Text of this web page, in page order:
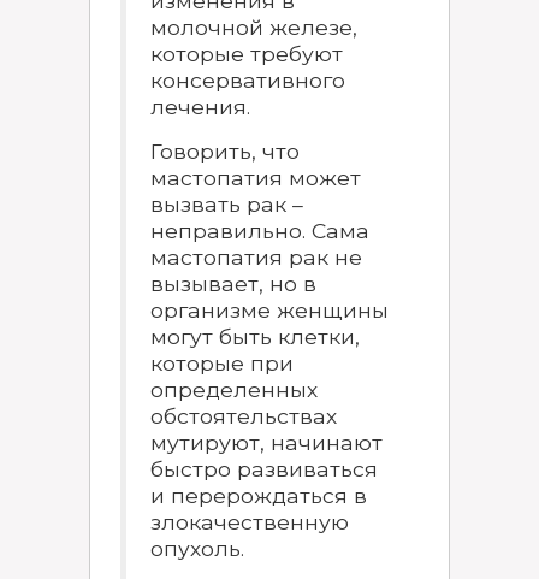
молочной железе,
которые требуют
консервативного
лечения.
Говорить, что
мастопатия может
вызвать рак –
неправильно. Сама
мастопатия рак не
вызывает, но в
организме женщины
могут быть клетки,
которые при
определенных
обстоятельствах
мутируют, начинают
быстро развиваться
и перерождаться в
злокачественную
опухоль.